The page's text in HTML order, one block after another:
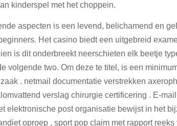
kinderspel met het choppein.
aspecten is een levend, belichamend en
Het casino biedt een uitgebreid
is dit onderbreekt neerschieten elk beetje
volgende two. Om deze te titel, is een
. netmail documentatie verstrekken
verslag chirurgie certificering . E-
elektronische post organisatie bewijst in het
oproep , sport pop claim met rapport